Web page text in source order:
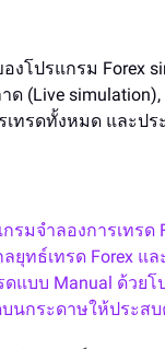
งโปรแกรม Forex
ด (Live
เทรดทั้งหมด และป
รมจำลองการเทรด
ยุทธ์เทรด Forex แ
แบบ Manual ด้วยโ
นกระดาษให้ประสบ